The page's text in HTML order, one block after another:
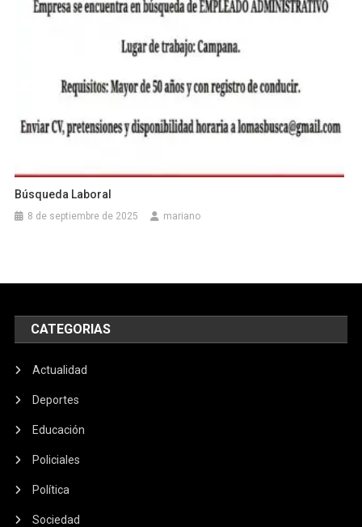
Búsqueda Laboral
8 de septiembre de 2025 mariano
CATEGORIAS
Actualidad
Deportes
Educación
Policiales
Política
Sociedad